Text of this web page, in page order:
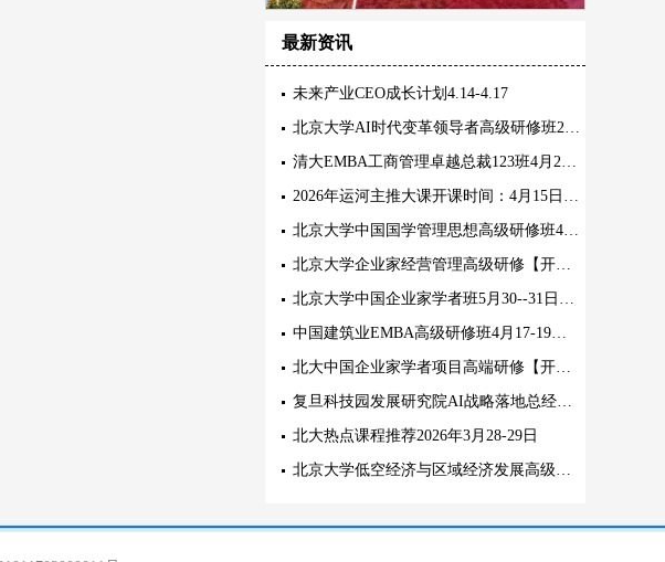
最新资讯
未来产业CEO成长计划4.14-4.17
北京大学AI时代变革领导者高级研修班2026年5月9-10日
清大EMBA工商管理卓越总裁123班4月25-26日盛大迎新！
2026年运河主推大课开课时间：4月15日-17日
北京大学中国国学管理思想高级研修班4月25-26日北大开课!
北京大学企业家经营管理高级研修【开学典礼】4月25-26日
北京大学中国企业家学者班5月30--31日三期班盛大开学
中国建筑业EMBA高级研修班4月17-19日(周五-周日)
北大中国企业家学者项目高端研修【开学典礼】三期5月30-31日
复旦科技园发展研究院AI战略落地总经理课程学习方式
北大热点课程推荐2026年3月28-29日
北京大学低空经济与区域经济发展高级研修班2026年5月12-13日